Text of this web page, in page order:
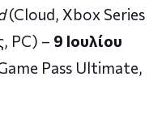
(Cloud, Xbox Series
PC) – 9 Ιουλίου
Pass Ultimate,